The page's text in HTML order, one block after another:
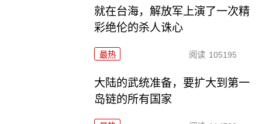
就在台海，解放军上演了一次精
彩绝伦的杀人诛心
最热 阅读 105195
大陆的武统准备，要扩大到第一
岛链的所有国家